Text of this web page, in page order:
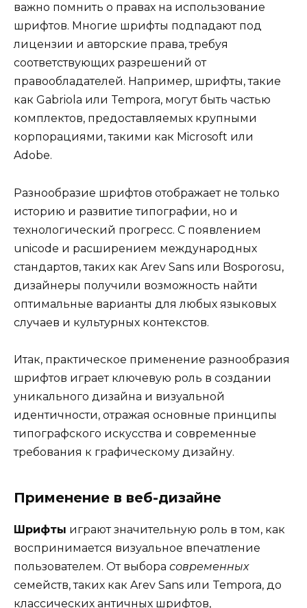
важно помнить о правах на использование
шрифтов. Многие шрифты подпадают под
лицензии и авторские права, требуя
соответствующих разрешений от
правообладателей. Например, шрифты, такие
как Gabriola или Tempora, могут быть частью
комплектов, предоставляемых крупными
корпорациями, такими как Microsoft или
Adobe.
Разнообразие шрифтов отображает не только
историю и развитие типографии, но и
технологический прогресс. С появлением
unicode и расширением международных
стандартов, таких как Arev Sans или Bosporosu,
дизайнеры получили возможность найти
оптимальные варианты для любых языковых
случаев и культурных контекстов.
Итак, практическое применение разнообразия
шрифтов играет ключевую роль в создании
уникального дизайна и визуальной
идентичности, отражая основные принципы
типографского искусства и современные
требования к графическому дизайну.
Применение в веб-дизайне
Шрифты играют значительную роль в том, как
воспринимается визуальное впечатление
пользователем. От выбора современных
семейств, таких как Arev Sans или Tempora, до
классических античных шрифтов,